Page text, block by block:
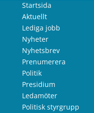
Startsida
Aktuellt
Lediga jobb
Nyheter
Nyhetsbrev
Prenumerera
Politik
Presidium
Ledamöter
Politisk styrgrupp